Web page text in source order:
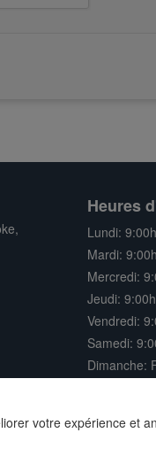
Heures
Lundi:
Mardi:
Mercredi:
Jeudi:
Vendredi:
Samedi:
Dimanche:
Gagné | Tous droits
votre expérience et